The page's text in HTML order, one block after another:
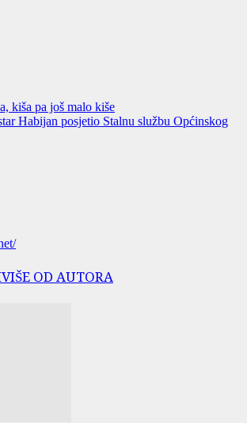
kiša pa još malo kiše
Habijan posjetio Stalnu službu Općinskog
VIŠE OD AUTORA